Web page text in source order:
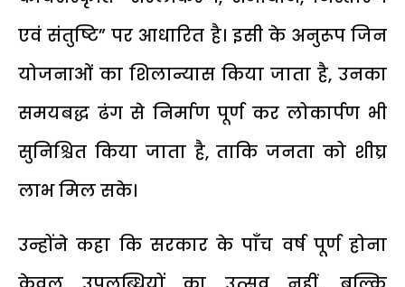
एवं संतुष्टि” पर आधारित है। इसी के अनुरूप जिन
योजनाओं का शिलान्यास किया जाता है, उनका
समयबद्ध ढंग से निर्माण पूर्ण कर लोकार्पण भी
सुनिश्चित किया जाता है, ताकि जनता को शीघ्र
लाभ मिल सके।
उन्होंने कहा कि सरकार के पाँच वर्ष पूर्ण होना